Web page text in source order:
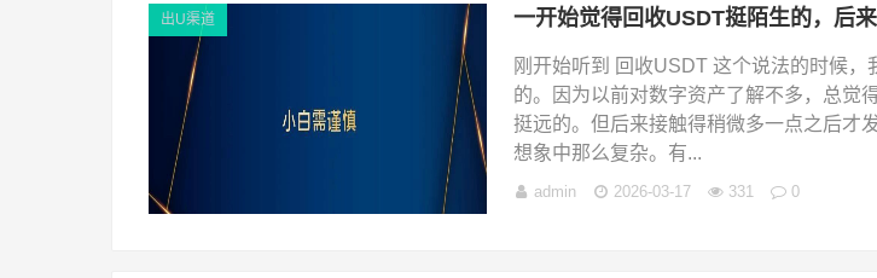
出U渠道
刚开始听到 回收USDT 这个说法的时候，
的。因为以前对数字资产了解不多，总觉
挺远的。但后来接触得稍微多一点之后才
想象中那么复杂。有...
admin 2026-03-17 331 0